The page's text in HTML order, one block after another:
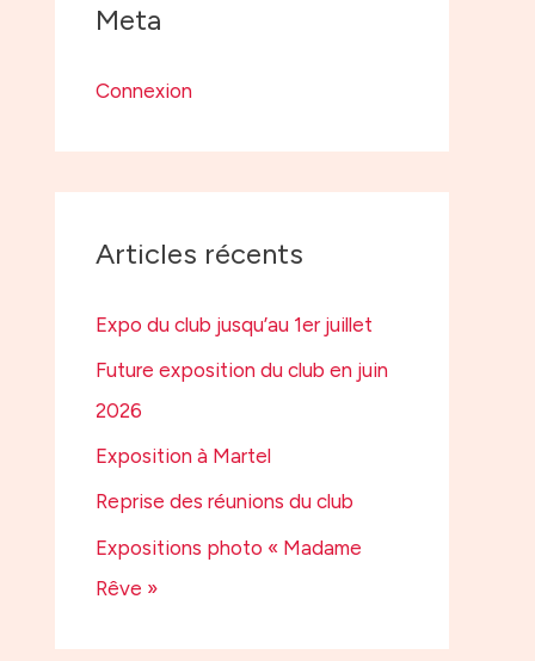
Meta
Connexion
Articles récents
Expo du club jusqu’au 1er juillet
Future exposition du club en juin
2026
Exposition à Martel
Reprise des réunions du club
Expositions photo « Madame
Rêve »